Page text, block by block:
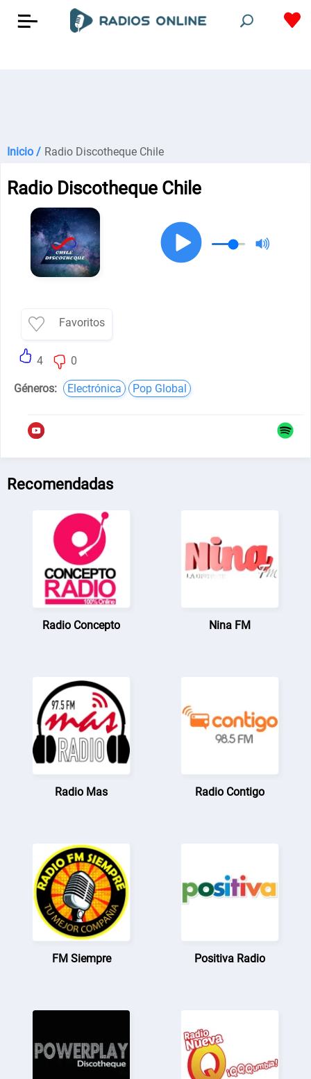
Inicio / Radio Discotheque Chile
Radio Discotheque Chile
Favoritos
4 0
Géneros: Electrónica Pop Global
Recomendadas
Radio Concepto Nina FM
Radio Mas Radio Contigo
FM Siempre Positiva Radio